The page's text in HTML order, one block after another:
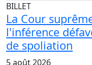
BILLET
La Cour
l'inférence
de spoliation
5 août 2026